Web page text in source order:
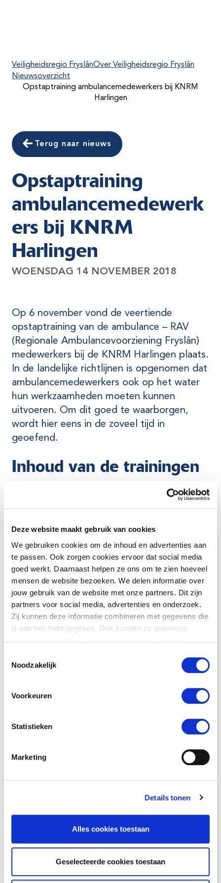
Deze website maakt gebruik van cookies
We gebruiken cookies om de inhoud en advertenties aan
te passen. Ook zorgen cookies ervoor dat social media
goed werkt. Daarnaast helpen ze ons om te zien hoeveel
mensen de website bezoeken. We delen informatie over
jouw gebruik van de website met onze partners. Dit zijn
partners voor social media, advertenties en onderzoek.
Zij kunnen deze informatie combineren met gegevens die
jij aan hen hebt gegeven. Ook kunnen ze gegevens
Noodzakelijk
Voorkeuren
Statistieken
Marketing
Details tonen
Alles cookies toestaan
Geselecteerde cookies toestaan
Veiligheidsregio FryslânOver Veiligheidsregio Fryslân
Nieuwsoverzicht
Opstaptraining ambulancemedewerkers bij KNRM
Harlingen
Terug naar nieuws
Opstaptraining
ambulancemedewerk
ers bij KNRM
Harlingen
WOENSDAG 14 NOVEMBER 2018
Op 6 november vond de veertiende
opstaptraining van de ambulance – RAV
(Regionale Ambulancevoorziening Fryslân)
medewerkers bij de KNRM Harlingen plaats.
In de landelijke richtlijnen is opgenomen dat
ambulancemedewerkers ook op het water
hun werkzaamheden moeten kunnen
uitvoeren. Om dit goed te waarborgen,
wordt hier eens in de zoveel tijd in
geoefend.
Inhoud van de trainingen
Tijdens deze opstaptrainingen worden de ambulance
kunnen handelen. Hierbij staat men stil bij vragen zoals:
‘Bij welke situaties en/of weersomstandigheden is het
niet meer verantwoord om aan boord te stappen’ en
‘Welke handelingen kun je wel of niet aan boord
verrichten?’. Ook de brandweerkorpsen bij KNRM
stations doorlopen vergelijkbare trainingen.
Werken op het water
water zijn Waddenzee-breed opgenomen in het CRW
(Coördinatie Regeling Waddenzee) jaarprogramma
medewerkers regelmatig uitvoeren.